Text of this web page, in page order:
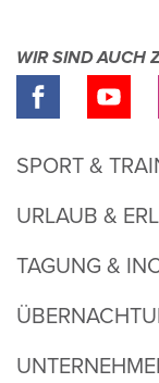
WIR SIND AUCH
SPORT &
URLAUB &
TAGUNG &